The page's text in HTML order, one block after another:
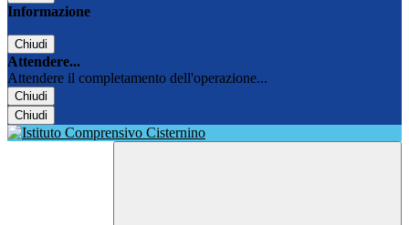
Informazione
Chiudi
Attendere...
Attendere il completamento dell'operazione...
Chiudi
Chiudi